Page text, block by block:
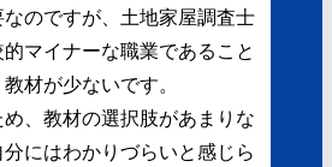
なのですが、土地家屋調査士
的マイナーな職業であること
材が少ないです。
め、教材の選択肢があまりな
分にはわかりづらいと感じら